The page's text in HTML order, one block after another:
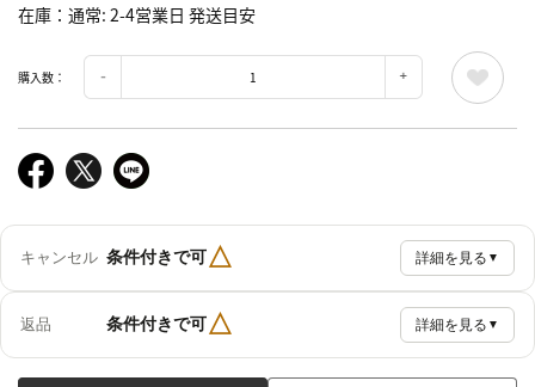
在庫 通常: 2-4営業日 発送目安
購入数：
キャンセル 条件付きで可△ 詳細を見る ▼
返品 条件付きで可△ 詳細を見る ▼